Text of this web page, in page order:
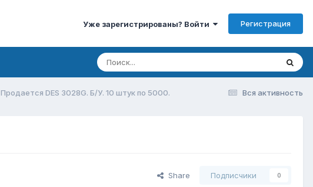
Уже зарегистрированы? Войти Регистрация
Вся активность
Продается DES 3028G. Б/У. 10 штук по 5000.
Share Подписчики 0